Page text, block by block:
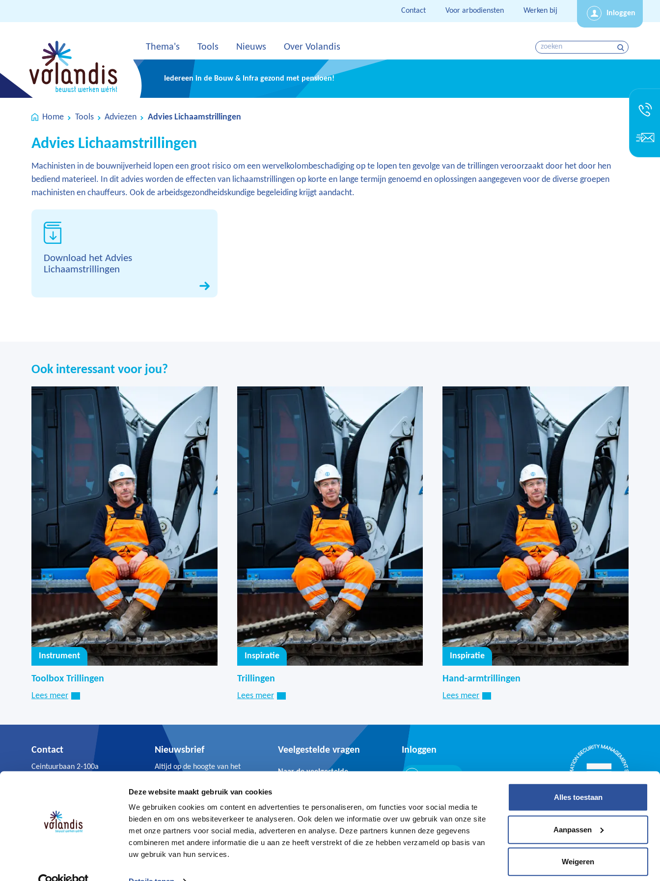
Deze website maakt gebruik van cookies
We gebruiken cookies om content en advertenties te personaliseren, om functies voor social media te
bieden en om ons websiteverkeer te analyseren. Ook delen we informatie over uw gebruik van onze site
met onze partners voor social media, adverteren en analyse. Deze partners kunnen deze gegevens
combineren met andere informatie die u aan ze heeft verstrekt of die ze hebben verzameld op basis van
uw gebruik van hun services.
Alles toestaan
Aanpassen
Weigeren
Contact Voor arbodiensten Werken bij Inloggen
Thema's Tools Nieuws Over Volandis
Iedereen in de Bouw & Infra gezond met pensioen!
Home Tools Adviezen Advies Lichaamstrillingen
Advies Lichaamstrillingen
Machinisten in de bouwnijverheid lopen een groot risico om een wervelkolombeschadiging op te lopen ten gevolge van de trillingen veroorzaakt door het door hen
bediend materieel. In dit advies worden de effecten van lichaamstrillingen op korte en lange termijn genoemd en oplossingen aangegeven voor de diverse groepen
machinisten en chauffeurs. Ook de arbeidsgezondheidskundige begeleiding krijgt aandacht.
Download het Advies
Lichaamstrillingen
Ook interessant voor jou?
Instrument
Toolbox Trillingen
Lees meer
Inspiratie
Trillingen
Lees meer
Inspiratie
Hand-armtrillingen
Lees meer
Contact
Ceintuurbaan 2-100a
Nieuwsbrief
Altijd op de hoogte van het
Aanmelden
Veelgestelde vragen
Naar de veelgestelde
Inloggen
Gebruikersvoorwaarden & disclaimer Privacy- en cookie statement Cookie declaration